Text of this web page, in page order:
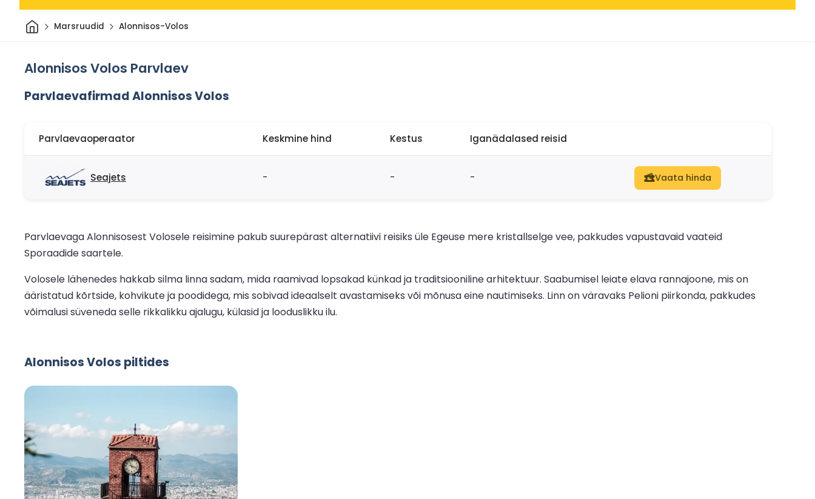
Avaleht
Marsruudid Alonnisos-Volos
Alonnisos Volos Parvlaev
Parvlaevafirmad Alonnisos Volos
Parvlaevaoperaator Keskmine hind Kestus Iganädalased reisid
Seajets - - - Vaata hinda
Parvlaevaga Alonnisosest Volosele reisimine pakub suurepärast alternatiivi reisiks üle Egeuse mere kristallselge vee, pakkudes vapustavaid vaateid
Sporaadide saartele.
Volosele lähenedes hakkab silma linna sadam, mida raamivad lopsakad künkad ja traditsiooniline arhitektuur. Saabumisel leiate elava rannajoone, mis on
ääristatud kõrtside, kohvikute ja poodidega, mis sobivad ideaalselt avastamiseks või mõnusa eine nautimiseks. Linn on väravaks Pelioni piirkonda, pakkudes
võimalusi süveneda selle rikkalikku ajalugu, külasid ja looduslikku ilu.
Alonnisos Volos piltides